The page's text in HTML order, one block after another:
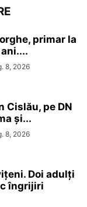
primar la
8, 2026
Cislău, pe DN
și...
8, 2026
Doi adulți
îngrijiri